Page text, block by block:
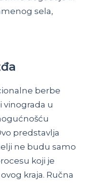
sela,
berbe
vinograda u
predstavlja
ne budu samo
koji je
kraja. Ručna